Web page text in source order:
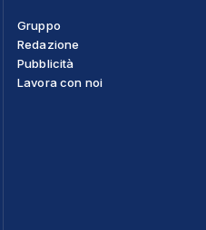
Gruppo
Redazione
Pubblicità
Lavora con noi